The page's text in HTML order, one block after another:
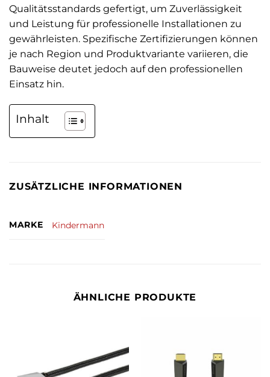
Qualitätsstandards gefertigt, um Zuverlässigkeit
und Leistung für professionelle Installationen zu
gewährleisten. Spezifische Zertifizierungen können
je nach Region und Produktvariante variieren, die
Bauweise deutet jedoch auf den professionellen
Einsatz hin.
Inhalt
ZUSÄTZLICHE INFORMATIONEN
MARKE Kindermann
ÄHNLICHE PRODUKTE